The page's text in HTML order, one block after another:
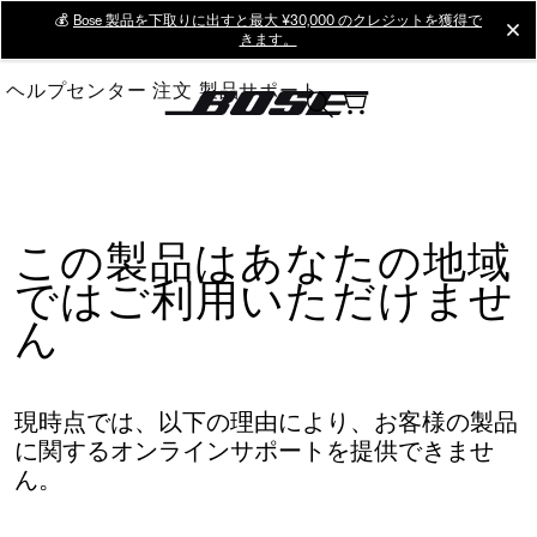
Main
💰 Bose 製品を下取りに出すと最大 ¥30,000 のクレジットを獲得で
きます。
ヘルプセンター 注文 製品サポート
この製品はあなたの地域
ではご利用いただけませ
ん
現時点では、以下の理由により、お客様の製品
に関するオンラインサポートを提供できませ
ん。